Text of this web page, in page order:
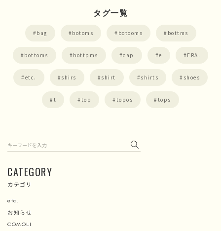
タグ一覧
bag botoms botooms bottms
bottoms bottpms cap e ERA.
etc. shirs shirt shirts shoes
t top topos tops
CATEGORY
カテゴリ
etc.
お知らせ
COMOLI